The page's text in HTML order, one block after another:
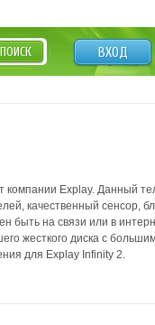
ВХОД
ПОИСК
компании Explay. Данный
качественный сенсор,
быть на связи или в
жесткого диска с
для Explay Infinity 2.